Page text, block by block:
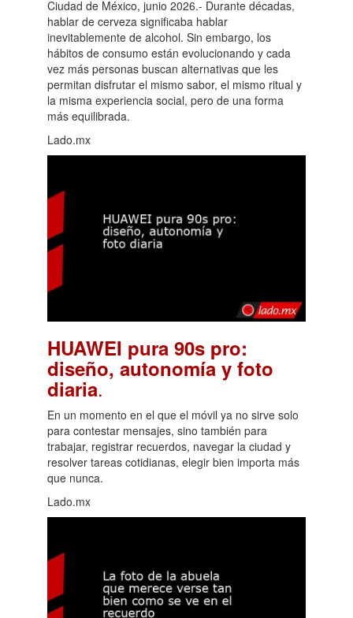
Ciudad de México, junio 2026.- Durante décadas,
hablar de cerveza significaba hablar
inevitablemente de alcohol. Sin embargo, los
hábitos de consumo están evolucionando y cada
vez más personas buscan alternativas que les
permitan disfrutar el mismo sabor, el mismo ritual y
la misma experiencia social, pero de una forma
más equilibrada.
Lado.mx
HUAWEI pura 90s pro:
diseño, autonomía y foto
diaria.
En un momento en el que el móvil ya no sirve solo
para contestar mensajes, sino también para
trabajar, registrar recuerdos, navegar la ciudad y
resolver tareas cotidianas, elegir bien importa más
que nunca.
Lado.mx